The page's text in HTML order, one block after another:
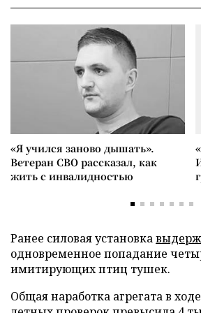
«Я учился заново дышать».
Ветеран СВО рассказал, как
жить с инвалидностью
Ранее силовая установка
одновременное попадание
имитирующих птиц тушек.
Общая наработка агрегата в